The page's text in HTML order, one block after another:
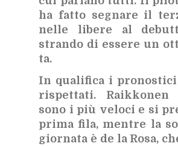
ha fat­to se­gna­re il
nel­le li­be­re al
stran­do di es­se­re un
ta.
In qua­li­fi­ca i
ri­spet­ta­ti. Raik­ko­nen
sono i più ve­lo­ci e si
pri­ma fila, men­tre la
gior­na­ta è de la Rosa,